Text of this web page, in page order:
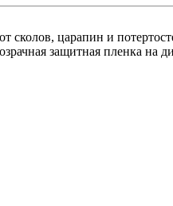
сколов, царапин и
защитная пленка на